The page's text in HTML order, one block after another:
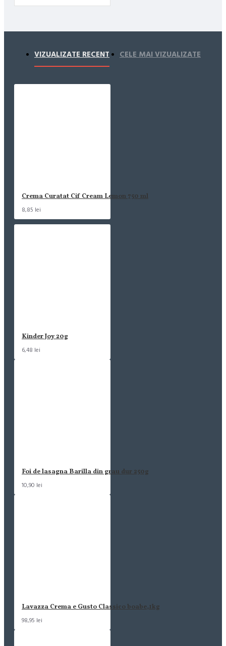
VIZUALIZATE RECENT CELE MAI VIZUALIZATE
Crema Curatat Cif Cream Lemon 750 ml
8,85 lei
Kinder Joy 20g
6,48 lei
Foi de lasagna Barilla din grau dur 250g
10,90 lei
Lavazza Crema e Gusto Classico boabe,1kg
98,95 lei